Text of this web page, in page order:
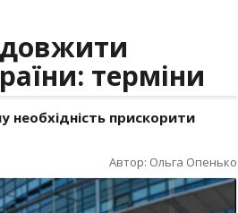
терміни
необхідність прискорити
Автор: Ольга Опенько